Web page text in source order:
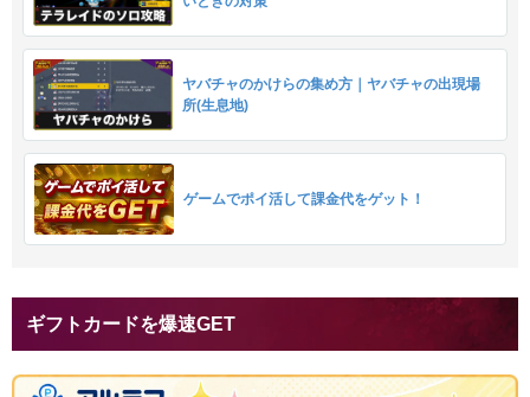
ヤバチャのかけらの集め方｜ヤバチャの出現場
所(生息地)
ゲームでポイ活して課金代をゲット！
ギフトカードを爆速GET